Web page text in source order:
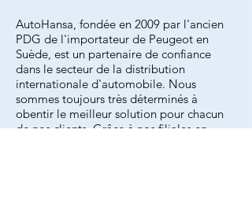
AutoHansa, fondée en 2009 par l'ancien
PDG de l'importateur de Peugeot en
Suède, est un partenaire de confiance
dans le secteur de la distribution
internationale d'automobile. Nous
sommes toujours très déterminés à
obentir le meilleur solution pour chacun
de nos clients. Grâce à nos filiales en